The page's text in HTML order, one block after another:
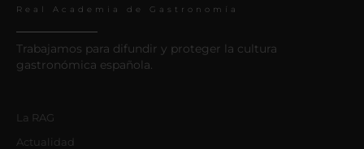
Real Academia de Gastronomía
Trabajamos para difundir y proteger la cultura
gastronómica española.
La RAG
Actualidad